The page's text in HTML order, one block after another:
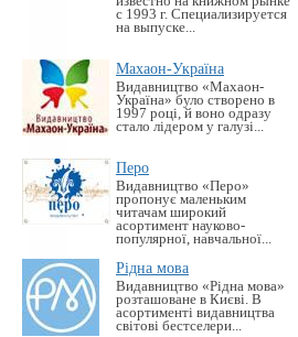
с 1993 г. Специализируется
на выпуске...
Махаон-Україна
Видавництво «Махаон-
Україна» було створено в
1997 році, й воно одразу
стало лідером у галузі...
Перо
Видавництво «Перо»
пропонує маленьким
читачам широкий
асортимент науково-
популярної, навчальної...
Рідна мова
Видавництво «Рідна мова»
розташоване в Києві. В
асортименті видавництва
світові бестселери...